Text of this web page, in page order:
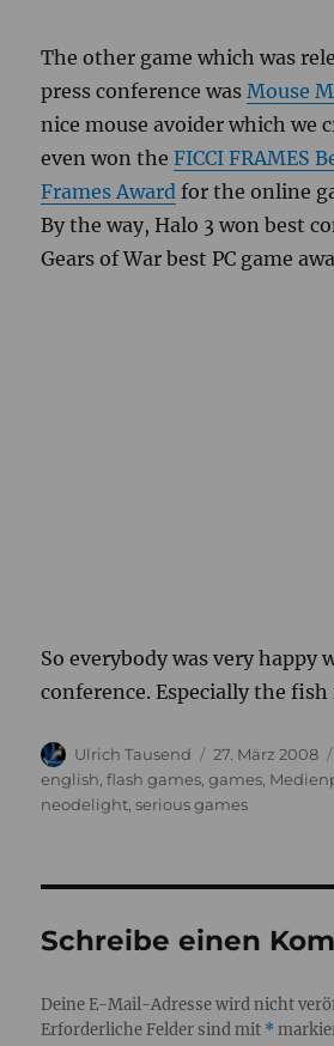
The other game which was
press conference wasMouse
nice mouseavoider which we
even won theFICCI FRAMES
Frames Award for the online
By the way, Halo 3 won best
Gears of War best PC game
So everybody was very happy
conference. Especially the fish
Autor
Ulrich Tausend
Veröffentlicht
am
27. März 2008
english,flash games,games,
neodelight,serious games
Schreibe einen
Deine E-Mail-Adresse wird nicht
Erforderliche Felder sind mit *